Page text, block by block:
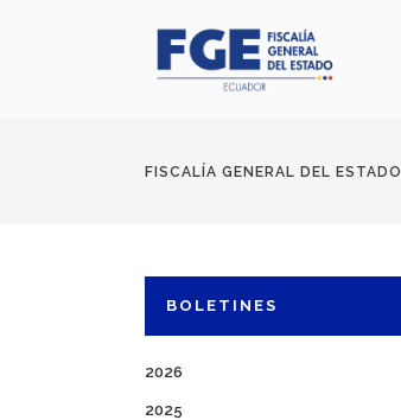
FISCALÍA GENERAL DEL ESTADO
BOLETINES
2026
2025